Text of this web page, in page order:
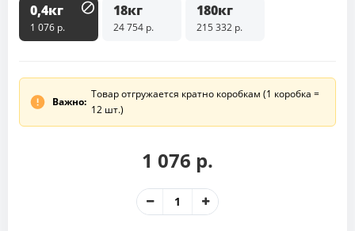
0,4кг
1 076 р.
18кг
24 754 р.
180кг
215 332 р.
Важно:
Товар отгружается кратно коробкам (1 коробка =
12 шт.)
1 076 р.